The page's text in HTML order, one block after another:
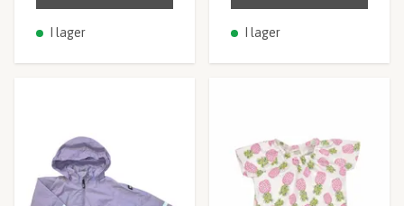
I lager I lager